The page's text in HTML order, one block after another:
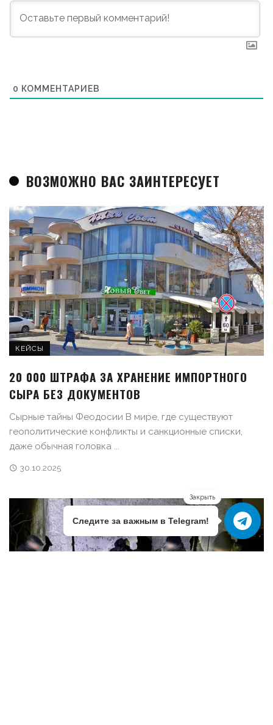
0 КОММЕНТАРИЕВ
ВОЗМОЖНО ВАС ЗАИНТЕРЕСУЕТ
КЕЙСЫ
20 000 ШТРАФА ЗА ХРАНЕНИЕ ИМПОРТНОГО
СЫРА БЕЗ ДОКУМЕНТОВ
Сырные тайны Феодосии В мире, где существуют
геополитические конфликты и санкционные списки,
даже обычная головка ...
30.10.2025
Закрыть
Следите за важным в Telegram!